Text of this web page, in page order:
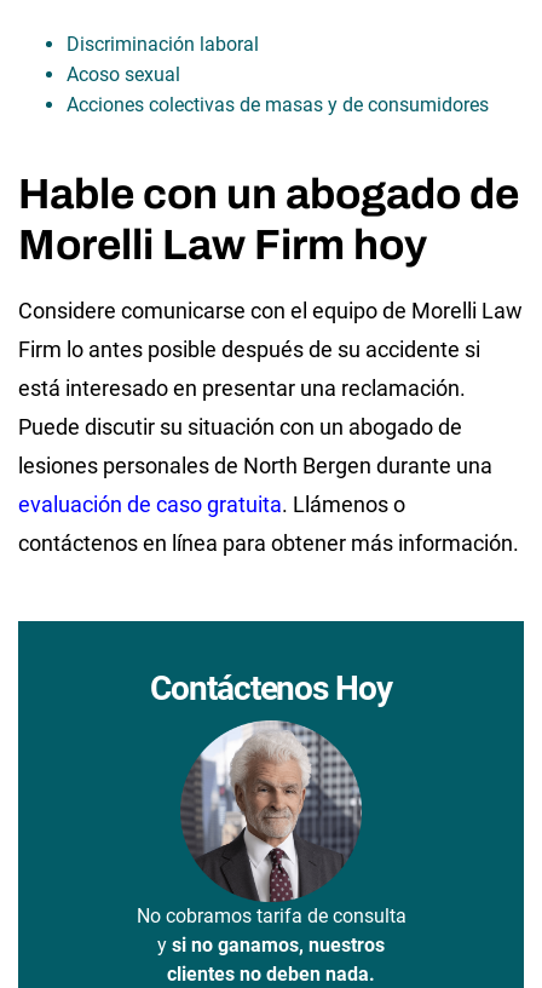
Discriminación laboral
Acoso sexual
Acciones colectivas de masas y de consumidores
Hable con un abogado de
Morelli Law Firm hoy
Considere comunicarse con el equipo de Morelli Law
Firm lo antes posible después de su accidente si
está interesado en presentar una reclamación.
Puede discutir su situación con un abogado de
lesiones personales de North Bergen durante una
evaluación de caso gratuita. Llámenos o
contáctenos en línea para obtener más información.
Contáctenos Hoy
No cobramos tarifa de consulta
y si no ganamos, nuestros
clientes no deben nada.